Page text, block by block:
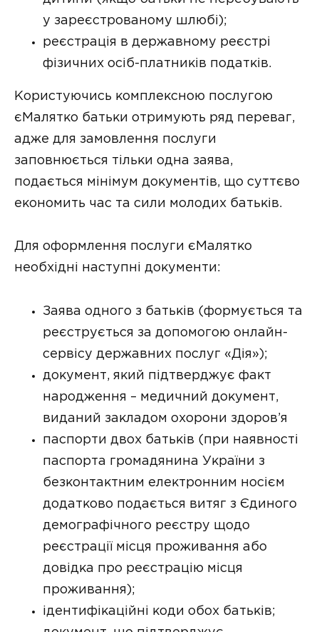
у зареєстрованому шлюбі);
реєстрація в державному реєстрі
фізичних осіб-платників податків.
Користуючись комплексною послугою
єМалятко батьки отримують ряд переваг,
адже для замовлення послуги
заповнюється тільки одна заява,
подається мінімум документів, що суттєво
економить час та сили молодих батьків.
Для оформлення послуги єМалятко
необхідні наступні документи:
Заява одного з батьків (формується та
реєструється за допомогою онлайн-
сервісу державних послуг «Дія»);
документ, який підтверджує факт
народження – медичний документ,
виданий закладом охорони здоров’я
паспорти двох батьків (при наявності
паспорта громадянина України з
безконтактним електронним носієм
додатково подається витяг з Єдиного
демографічного реєстру щодо
реєстрації місця проживання або
довідка про реєстрацію місця
проживання);
ідентифікаційні коди обох батьків;